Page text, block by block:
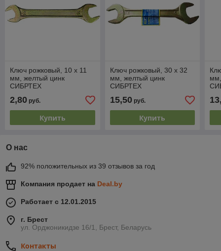
Ключ рожковый, 10 х 11
мм, желтый цинк
СИБРТЕХ
2,80 руб.
Купить
Ключ рожковый, 30 х 32
мм, желтый цинк
СИБРТЕХ
15,50руб.
Купить
О нас
92% положительных из 39 отзывов за год
Компания продает на Deal.by
Работает с 12.01.2015
г. Брест
ул. Орджоникидзе 16/1, Брест, Беларусь
Контакты